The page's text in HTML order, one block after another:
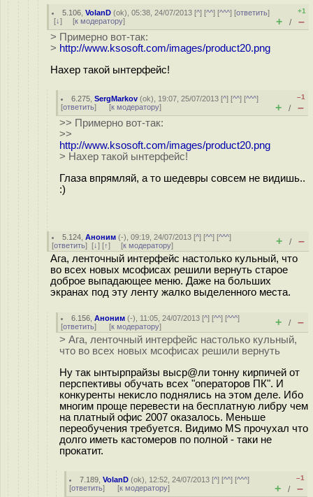
5.106 ,VolanD (ok), 05:38, 24/07/2013 [^] [^^] [^^^] [ответить]
[↓] [к модератору]
+1
+ / –
> Примерно вот-так:
> http://www.ksosoft.com/images/product20.png
Нахер такой ынтерфейс!
6.275 ,SergMarkov (ok), 19:07, 25/07/2013 [^] [^^] [^^^]
[ответить] [к модератору]
–1
+ / –
>> Примерно вот-так:
>>
http://www.ksosoft.com/images/product20.png
> Нахер такой ынтерфейс!
Глаза впрямляй, а то шедевры совсем не видишь..
:)
5.124 ,Аноним (-), 09:19, 24/07/2013 [^] [^^] [^^^]
[ответить] [↓] [↑] [к модератору] + / –
Ага, ленточный интерфейс настолько кульный, что
во всех новых мсофисах решили вернуть старое
доброе выпадающее меню. Даже на больших
экранах под эту ленту жалко выделенного места.
6.156 ,Аноним (-), 11:05, 24/07/2013 [^] [^^] [^^^]
[ответить] [к модератору] + / –
> Ага, ленточный интерфейс настолько кульный,
что во всех новых мсофисах решили вернуть
Ну так ынтырпрайзы выср@ли тонну кирпичей от
перспективы обучать всех "операторов ПК". И
конкуренты некисло поднялись на этом деле. Ибо
многим проще перевести на бесплатную либру чем
на платный офис 2007 оказалось. Меньше
переобучения требуется. Видимо MS прочухал что
долго иметь кастомеров по полной - таки не
прокатит.
7.189 ,VolanD (ok), 12:52, 24/07/2013 [^] [^^] [^^^]
[ответить] [к модератору]
–1
+ / –